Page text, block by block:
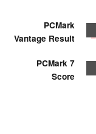
PCMark
Vantage Result
PCMark 7
Score